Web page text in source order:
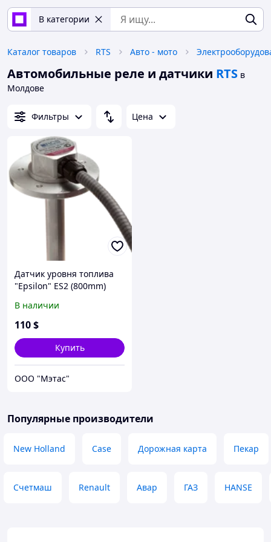
В категории
Каталог товаров RTS Авто - мото
Автомобильные реле и датчики RTS в
Молдове
Фильтры Цена
Датчик уровня топлива
"Epsilon" ES2 (800mm)
В наличии
110$
Купить
OOO "Мэтас"
Популярные производители
New Holland Case Дорожная карта Пекар
Счетмаш Renault Авар ГАЗ HANSE